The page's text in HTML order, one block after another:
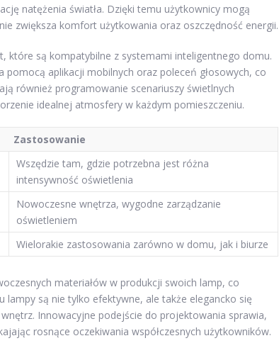
natężenia światła. Dzięki temu użytkownicy mogą
zwiększa komfort użytkowania oraz oszczędność energii.
które są kompatybilne z systemami inteligentnego domu.
aplikacji mobilnych oraz poleceń głosowych, co
również programowanie scenariuszy świetlnych
idealnej atmosfery w każdym pomieszczeniu.
Zastosowanie
Wszędzie tam, gdzie potrzebna jest różna
intensywność oświetlenia
Nowoczesne wnętrza, wygodne zarządzanie
oświetleniem
Wielorakie zastosowania zarówno w domu, jak i biurze
materiałów w produkcji swoich lamp, co
lampy są nie tylko efektywne, ale także elegancko się
Innowacyjne podejście do projektowania sprawia,
rosnące oczekiwania współczesnych użytkowników.